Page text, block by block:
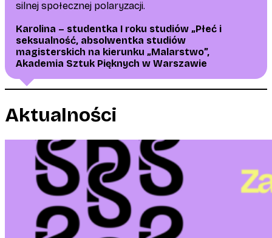
silnej społecznej polaryzacji.
Karolina – studentka I roku studiów „Płeć i
seksualność, absolwentka studiów
magisterskich na kierunku „Malarstwo”,
Akademia Sztuk Pięknych w Warszawie
Aktualności